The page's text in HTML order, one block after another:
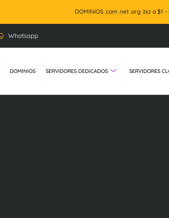
DOMINIOS .com .net .org .biz a $1 -
Whatsapp
DOMINIOS SERVIDORES DEDICADOS SERVIDORES